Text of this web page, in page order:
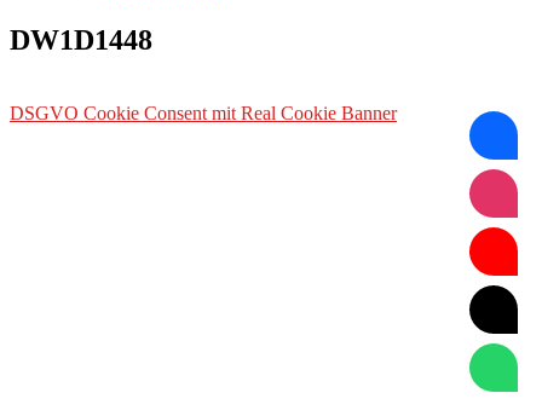
DW1D1448
DSGVO Cookie Consent mit Real Cookie Banner